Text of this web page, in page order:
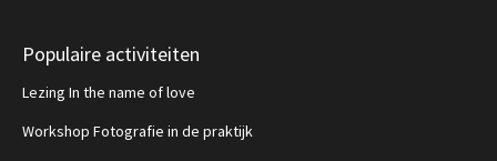
Populaire activiteiten
Lezing In the name of love
Workshop Fotografie in de praktijk